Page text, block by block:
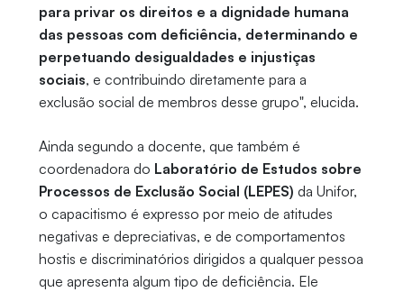
para privar os direitos e a dignidade humana
das pessoas com deficiência, determinando e
perpetuando desigualdades e injustiças
sociais, e contribuindo diretamente para a
exclusão social de membros desse grupo", elucida.
Ainda segundo a docente, que também é
coordenadora do Laboratório de Estudos sobre
Processos de Exclusão Social (LEPES) da Unifor,
o capacitismo é expresso por meio de atitudes
negativas e depreciativas, e de comportamentos
hostis e discriminatórios dirigidos a qualquer pessoa
que apresenta algum tipo de deficiência. Ele